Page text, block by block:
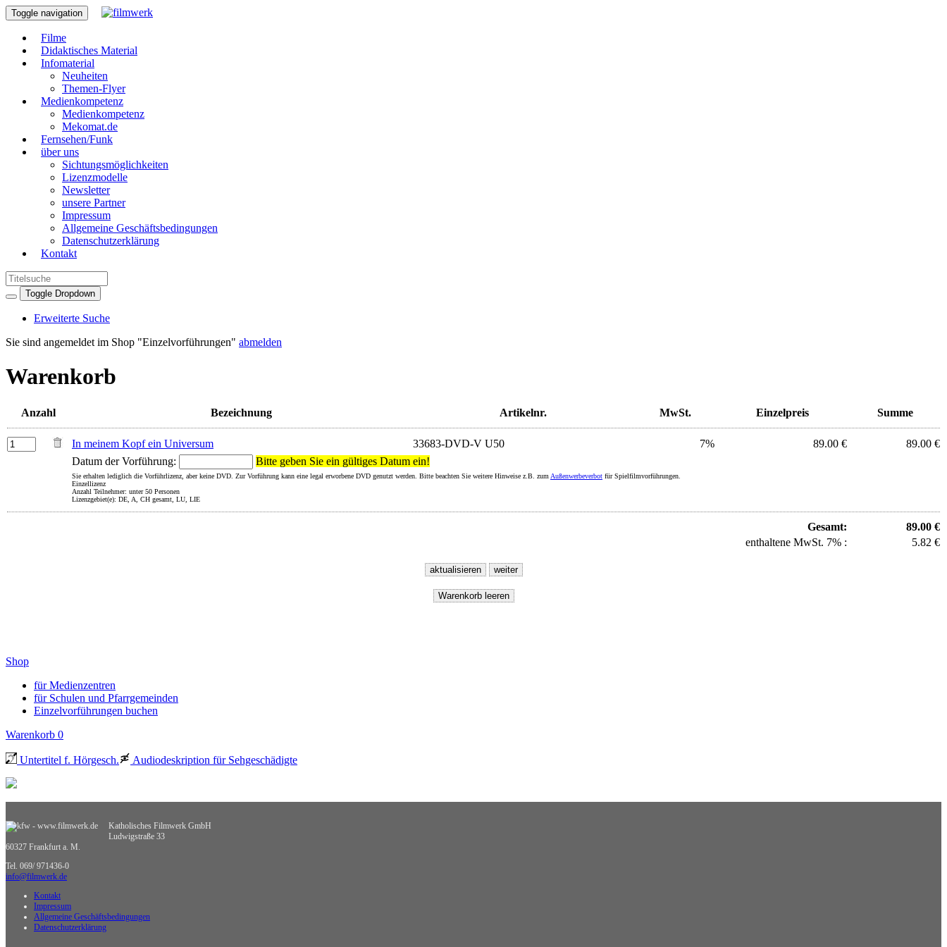
Toggle navigation
Filme
Didaktisches Material
Infomaterial
Neuheiten
Themen-Flyer
Medienkompetenz
Medienkompetenz
Mekomat.de
Fernsehen/Funk
über uns
Sichtungsmöglichkeiten
Lizenzmodelle
Newsletter
unsere Partner
Impressum
Allgemeine Geschäftsbedingungen
Datenschutzerklärung
Kontakt
Toggle Dropdown
Erweiterte Suche
Sie sind angemeldet im Shop "Einzelvorführungen" abmelden
Warenkorb
Anzahl Bezeichnung Artikelnr. MwSt. Einzelpreis Summe
In meinem Kopf ein Universum 33683-DVD-V U50 7% 89.00 €
89.00 €
Datum der Vorführung:
Bitte geben Sie ein gültiges Datum ein!
Sie erhalten lediglich die Vorführlizenz, aber keine DVD. Zur Vorführung kann eine legal erworbene DVD genutzt werden. Bitte beachten Sie weitere Hinweise z.B. zum Außenwerbeverbot für Spielfilmvorführungen.
Einzellizenz
Anzahl Teilnehmer: unter 50 Personen
Lizenzgebiet(e): DE, A, CH gesamt, LU, LIE
Gesamt:
89.00 €
enthaltene MwSt. 7% :
5.82 €
Shop
für Medienzentren
für Schulen und Pfarrgemeinden
Einzelvorführungen buchen
Warenkorb 0
Untertitel f. Hörgesch. Audiodeskription für Sehgeschädigte
Katholisches Filmwerk GmbH
Ludwigstraße 33
60327 Frankfurt a. M.
Tel. 069/ 971436-0
info@filmwerk.de
Kontakt
Impressum
Allgemeine Geschäftsbedingungen
Datenschutzerklärung